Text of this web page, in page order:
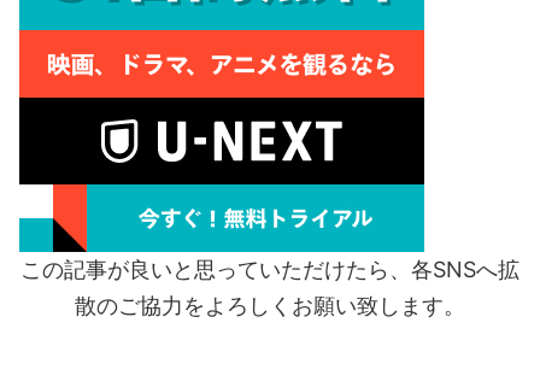
この記事が良いと思っていただけたら、各SNSへ拡
散のご協力をよろしくお願い致します。